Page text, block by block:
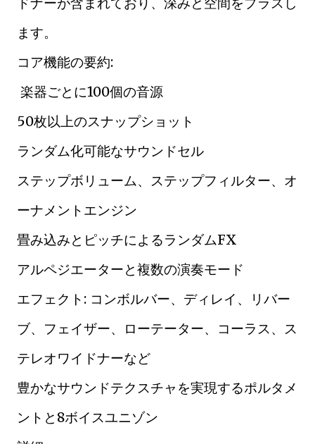
ます。
コア機能の要約:
楽器ごとに100個の音源
50枚以上のスナップショット
ランダム化可能なサウンドセル
ステップボリューム、ステップフィルター、オ
ーナメントエンジン
畳み込みとピッチによるランダムFX
アルペジエーターと複数の演奏モード
エフェクト: コンボルバー、ディレイ、リバー
ブ、フェイザー、ローテーター、コーラス、ス
テレオワイドナーなど
豊かなサウンドテクスチャを実現するポルタメ
ントと8ボイスユニゾン